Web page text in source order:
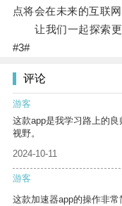
点将会在未来的互联
让我们一起探索更
#3#
评论
游客
这款app是我学习路上的
视野。
2024-10-11
游客
这款加速器app的操作非常